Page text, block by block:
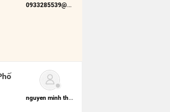
0933285539@vietid.net
nguyen minh thanh